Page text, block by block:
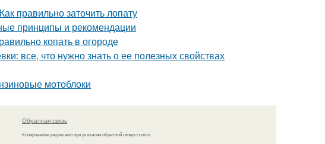
правильно заточить лопату
принципы и рекомендации
копать в огороде
все, что нужно знать о ее полезных свойствах
мотоблоки
Обратная связь
Копирование разрешено при указании обратной гиперссылки.